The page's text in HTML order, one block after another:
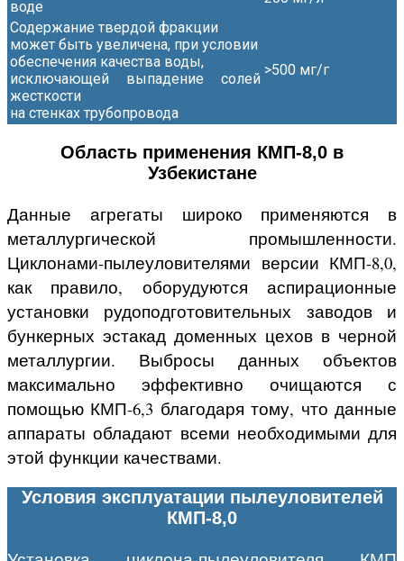
воде
Содержание твердой фракции
может быть увеличена, при условии
обеспечения качества воды,
исключающей выпадение солей
жесткости
на стенках трубопровода
>500 мг/г
Область применения КМП-8,0 в
Узбекистане
Данные агрегаты широко применяются в
металлургической промышленности.
Циклонами-пылеуловителями версии КМП-8,0,
как правило, оборудуются аспирационные
установки рудоподготовительных заводов и
бункерных эстакад доменных цехов в черной
металлургии. Выбросы данных объектов
максимально эффективно очищаются с
помощью КМП-6,3 благодаря тому, что данные
аппараты обладают всеми необходимыми для
этой функции качествами.
Условия эксплуатации пылеуловителей
КМП-8,0